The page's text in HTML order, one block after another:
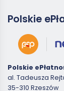
Polskie
Polskie
al. Tadeusza
35-310 Rzeszów